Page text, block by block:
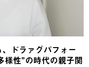
ドラァグパフォー
様性”の時代の親子関